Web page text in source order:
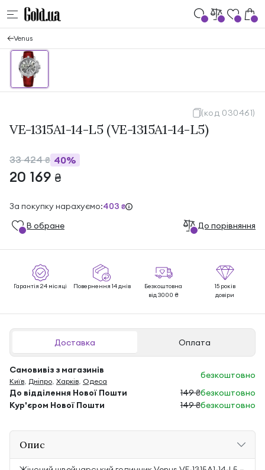
Venus
(код 030461)
VE-1315A1-14-L5 (VE-1315A1-14-L5)
33 424₴ 40%
20 169 ₴
За покупку нарахуємо:403 ₴
В обране До порівняння
Гарантія 24 місяці Повернення 14 днів
Безкоштовна
від 3000 ₴
15 років
довіри
Доставка Оплата
Самовивіз з магазинів
Київ, Дніпро, Харків, Одеса
безкоштовно
До відділення Нової Пошти
149 ₴безкоштовно
Кур'єром Нової Пошти
149 ₴безкоштовно
Опис